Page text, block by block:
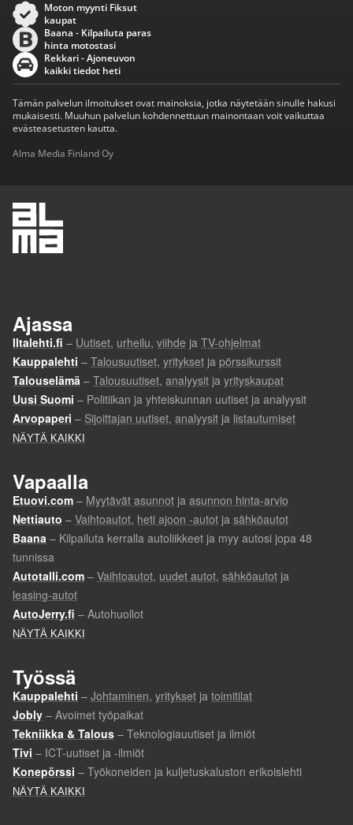
Moton myynti Fiksut
kaupat
Baana - Kilpailuta paras
hinta motostasi
Rekkari - Ajoneuvon
kaikki tiedot heti
Tämän palvelun ilmoitukset ovat mainoksia, jotka näytetään sinulle hakusi
mukaisesti. Muuhun palvelun kohdennettuun mainontaan voit vaikuttaa
evästeasetusten kautta.
Alma Media Finland Oy